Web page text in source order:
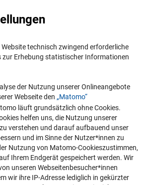
für Menschen mit Behinderungen
technisch zwingend erforderliche
zur Erhebung statistischer Informationen
der Nutzung unserer Onlineangebote
Webseite den „Matomo“
Link)
läuft grundsätzlich ohne Cookies.
helfen uns, die Nutzung unserer
verstehen und darauf aufbauend unser
und im Sinne der Nutzer*innen zu
Nutzung von Matomo-Cookieszustimmen,
Ihrem Endgerät gespeichert werden. Wir
unseren Webseitenbesucher*innen
wir ihre IP-Adresse lediglich in gekürzter